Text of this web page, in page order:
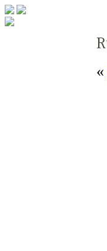
«